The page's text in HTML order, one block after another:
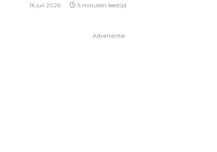
16 juli 2026 5 minuten leestijd
Advertentie